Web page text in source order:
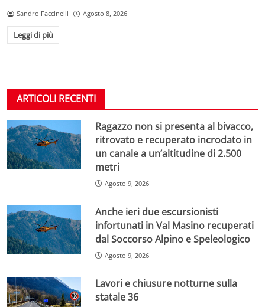
Sandro Faccinelli Agosto 8, 2026
Leggi di più
ARTICOLI RECENTI
Ragazzo non si presenta al bivacco,
ritrovato e recuperato incrodato in
un canale a un’altitudine di 2.500
metri
Agosto 9, 2026
Anche ieri due escursionisti
infortunati in Val Masino recuperati
dal Soccorso Alpino e Speleologico
Agosto 9, 2026
Lavori e chiusure notturne sulla
statale 36